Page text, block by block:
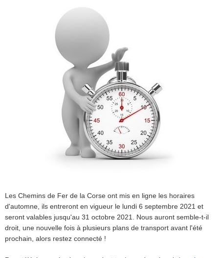
Les Chemins de Fer de la Corse ont mis en ligne les horaires
d'automne, ils entreront en vigueur le lundi 6 septembre 2021 et
seront valables jusqu'au 31 octobre 2021. Nous auront semble-t-il
droit, une nouvelle fois à plusieurs plans de transport avant l'été
prochain, alors restez connecté !